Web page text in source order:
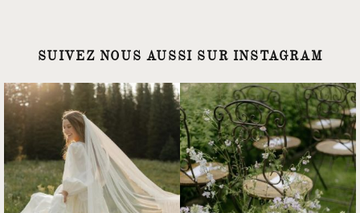
SUIVEZ NOUS AUSSI SUR INSTAGRAM